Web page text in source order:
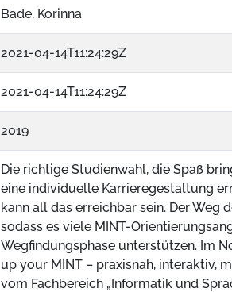
Bade, Korinna
2021-04-14T11:24:29Z
2021-04-14T11:24:29Z
2019
Die richtige Studienwahl, die Spaß
eine individuelle Karrieregestaltung
kann all das erreichbar sein. Der
sodass es viele MINT-
Wegfindungsphase unterstützen. Im
up your MINT – praxisnah, interaktiv,
vom Fachbereich „Informatik und